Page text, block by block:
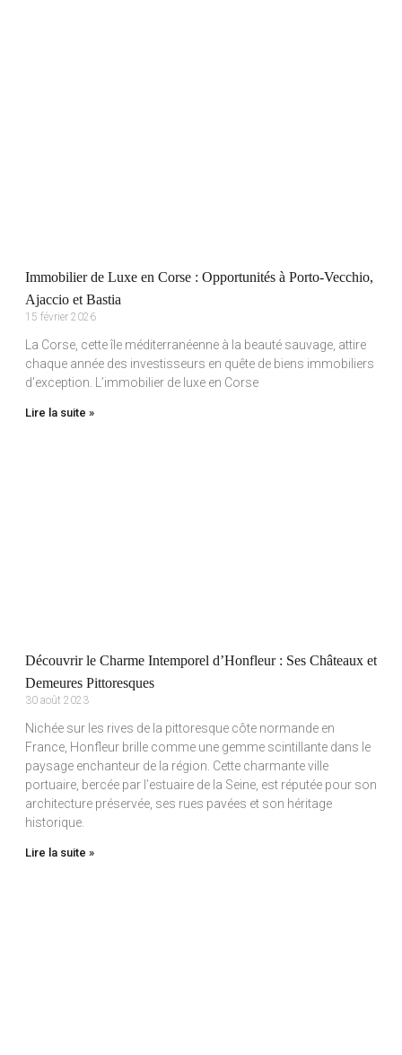
Immobilier de Luxe en Corse : Opportunités à Porto-Vecchio,
Ajaccio et Bastia
15 février 2026
La Corse, cette île méditerranéenne à la beauté sauvage, attire
chaque année des investisseurs en quête de biens immobiliers
d’exception. L’immobilier de luxe en Corse
Lire la suite »
Découvrir le Charme Intemporel d’Honfleur : Ses Châteaux et
Demeures Pittoresques
30 août 2023
Nichée sur les rives de la pittoresque côte normande en
France, Honfleur brille comme une gemme scintillante dans le
paysage enchanteur de la région. Cette charmante ville
portuaire, bercée par l’estuaire de la Seine, est réputée pour son
architecture préservée, ses rues pavées et son héritage
historique.
Lire la suite »